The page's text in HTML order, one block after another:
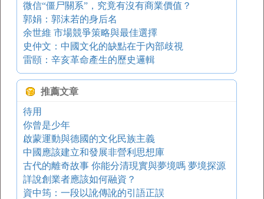
微信“僵尸關系”，究竟有沒有商業價值？
郭娟：郭沫若的身后名
余世維 市場競爭策略與最佳選擇
史仲文：中國文化的缺點在于內部歧視
雷頤：辛亥革命產生的歷史邏輯
推薦文章
待用
你曾是少年
啟蒙運動與德國的文化民族主義
中國應該建立和發展非營利思想庫
古代的離奇故事 你能分清現實與夢境嗎 夢境探源
詳說創業者應該如何融資？
資中筠：一段以訛傳訛的引語正誤